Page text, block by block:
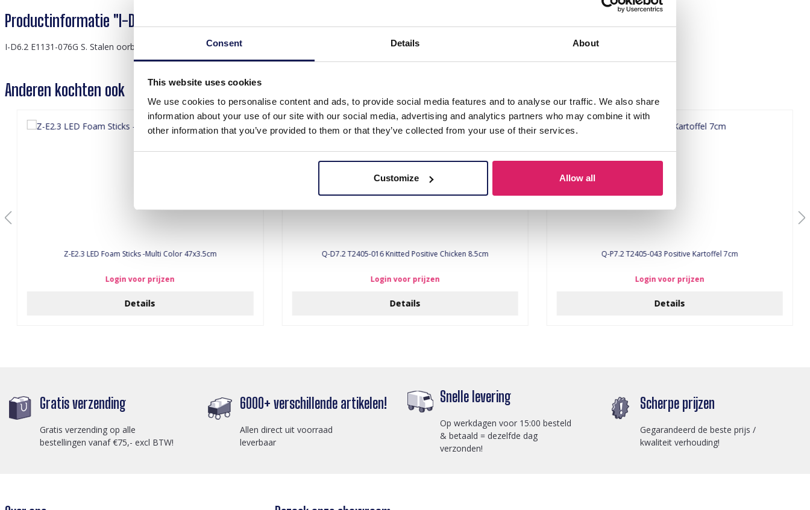
Consent Details About
This website uses cookies
We use cookies to personalise content and ads, to provide social media features and to analyse our traffic. We also share
information about your use of our site with our social media, advertising and analytics partners who may combine it with
other information that you’ve provided to them or that they’ve collected from your use of their services.
Customize Allow all
Productinformatie "I-D6.2 E1131-076G S. Steel Earring Set 3 Pairs"
I-D6.2 E1131-076G S. Stalen oorbellenset 3 paar
Anderen kochten ook
Z-E2.3 LED Foam Sticks -Multi Color 47x3.5cm
Login voor prijzen
Details
Q-D7.2 T2405-016 Knitted Positive Chicken 8.5cm
Login voor prijzen
Details
Q-P7.2 T2405-043 Positive Kartoffel 7cm
Login voor prijzen
Details
Gratis verzending
Gratis verzending op alle
bestellingen vanaf €75,- excl BTW!
6000+ verschillende artikelen!
Allen direct uit voorraad
leverbaar
Snelle levering
Op werkdagen voor 15:00 besteld
& betaald = dezelfde dag
verzonden!
Scherpe prijzen
Gegarandeerd de beste prijs /
kwaliteit verhouding!